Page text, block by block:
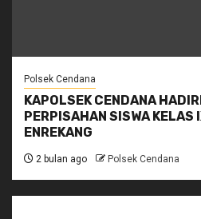
Polsek Cendana
KAPOLSEK CENDANA
PERPISAHAN SISWA KELAS
ENREKANG
2 bulan ago Polsek Cendana